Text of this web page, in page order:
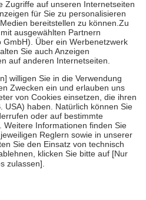
auch für Online-Apotheken.
beträgt die
sowie zehn Euro je
für ihre eigene Gesundheit zu
der Familie zu unterstützen,
zum vollendeten 18. Lebensjahr
und Früherkennung, die von der